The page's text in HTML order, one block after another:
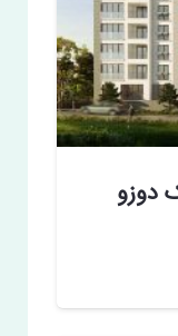
دوزو